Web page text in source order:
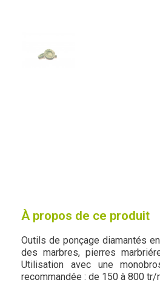
À propos de ce produit
Outils de ponçage diamantés
des marbres, pierres
Utilisation avec une
recommandée : de 150 à 800 tr/